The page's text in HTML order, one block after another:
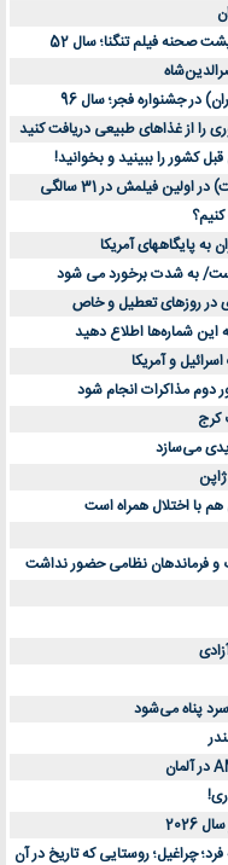
فیلم تنگنا؛ سال 52
در جشنواره فجر؛ سال 96
فیلمش در 31 سالگی
به پایگاههای آمریکا
به شدت برخورد می شود
در روزهای تعطیل و خاص
این شماره‌ها اطلاع دهید
دوم مذاکرات انجام شود
کرج
و فرماندهان نظامی حضور نداشت
چراغیل؛ روستایی که تاریخ در آن